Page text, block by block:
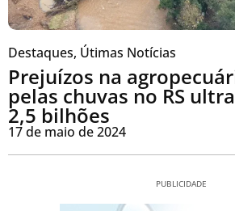
Destaques, Útimas Notícias
Prejuízos na
pelas chuvas no RS
2,5 bilhões
17 de maio de 2024
PUBLICIDADE